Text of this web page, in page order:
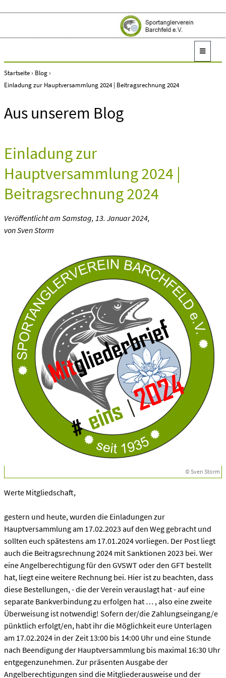
Startseite› Blog›
Einladung zur Hauptversammlung 2024 | Beitragsrechnung 2024
Aus unserem Blog
Einladung zur
Hauptversammlung 2024 |
Beitragsrechnung 2024
Veröffentlicht am Samstag, 13. Januar 2024,
von Sven Storm
© Sven Storm
Werte Mitgliedschaft,
gestern und heute, wurden die Einladungen zur
Hauptversammlung am 17.02.2023 auf den Weg gebracht und
sollten euch spätestens am 17.01.2024 vorliegen. Der Post liegt
auch die Beitragsrechnung 2024 mit Sanktionen 2023 bei. Wer
eine Angelberechtigung für den GVSWT oder den GFT bestellt
hat, liegt eine weitere Rechnung bei. Hier ist zu beachten, dass
diese Bestellungen, - die der Verein verauslagt hat - auf eine
separate Bankverbindung zu erfolgen hat … , also eine zweite
Überweisung ist notwendig! Sofern der/die Zahlungseingang/e
pünktlich erfolgt/en, habt ihr die Möglichkeit eure Unterlagen
am 17.02.2024 in der Zeit 13:00 bis 14:00 Uhr und eine Stunde
nach Beendigung der Hauptversammlung bis maximal 16:30 Uhr
entgegenzunehmen. Zur präsenten Ausgabe der
Angelberechtigungen sind die Mitgliederausweise und der